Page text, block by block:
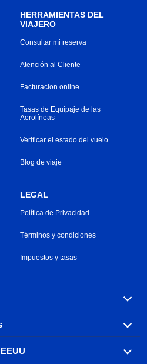
HERRAMIENTAS DEL
VIAJERO
Consultar mi reserva
Atención al Cliente
Facturacion online
Tasas de Equipaje de las
Aerolíneas
Verificar el estado del vuelo
Blog de viaje
LEGAL
Política de Privacidad
Términos y condiciones
Impuestos y tasas
de tarifas aéreas baratas por
opciones para elegir.
de vuelo más populares